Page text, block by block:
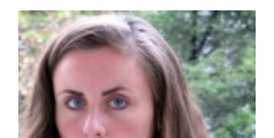
und
Abenteuer
erleben